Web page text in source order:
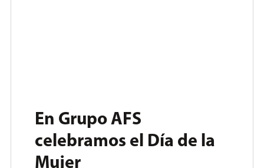
En Grupo AFS
celebramos el Día de la
Mujer